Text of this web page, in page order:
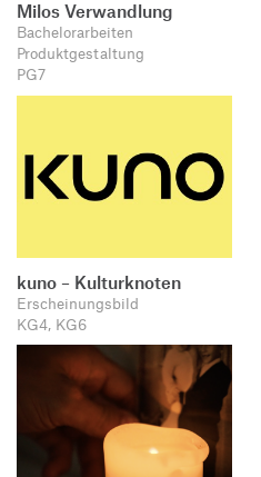
Milos Verwandlung
Bachelorarbeiten
Produktgestaltung
PG7
kuno – Kulturknoten
Erscheinungsbild
KG4, KG6